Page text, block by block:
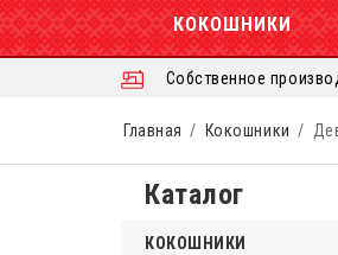
КОКОШНИКИ
Собственное
Главная Кокошники
Каталог
КОКОШНИКИ